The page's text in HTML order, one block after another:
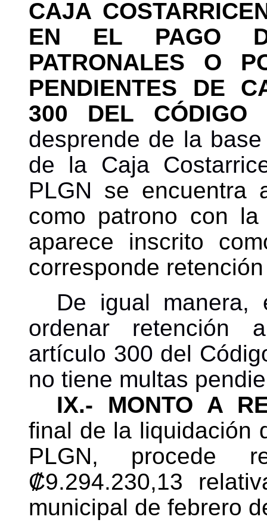
CAJA
EN EL PAGO
PATRONALES O
PENDIENTES DE
300 DEL CÓDIGO
desprende de la
de la Caja
PLGN se encuentra
como patrono con
aparece inscrito
corresponde
De igual manera,
ordenar retención
artículo 300 del
no tiene multas
IX.- MONTO A
final de la liquidación
PLGN, procede
₡9.294.230,13
municipal de febrero